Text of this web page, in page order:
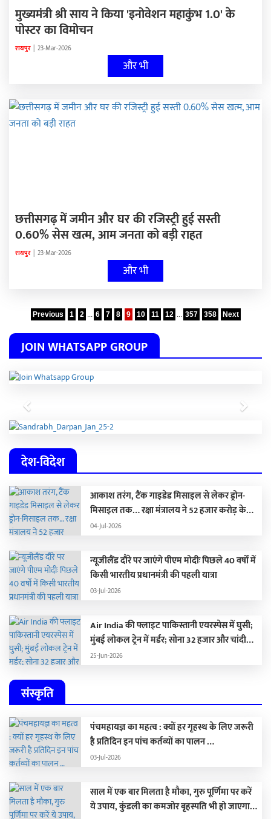
मुख्यमंत्री श्री साय ने किया 'इनोवेशन महाकुंभ 1.0' के
पोस्टर का विमोचन
रायपुर | 23-Mar-2026
और भी
छत्तीसगढ़ में जमीन और घर की रजिस्ट्री हुई सस्ती
0.60% सेस खत्म, आम जनता को बड़ी राहत
रायपुर | 23-Mar-2026
और भी
Previous 1 2 ... 6 7 8 9 10 11 12 ... 357 358 Next
JOIN WHATSAPP GROUP
Previous Next
देश-विदेश
आकाश तरंग, टैंक गाइडेड मिसाइल से लेकर ड्रोन-
मिसाइल तक… रक्षा मंत्रालय ने 52 हजार करोड़ के
हथियार खरीदने की मंजूरी दी
04-Jul-2026
न्यूजीलैंड दौरे पर जाएंगे पीएम मोदीः पिछले 40 वर्षों में
किसी भारतीय प्रधानमंत्री की पहली यात्रा
03-Jul-2026
Air India की फ्लाइट पाकिस्तानी एयरस्पेस में घुसी;
मुंबई लोकल ट्रेन में मर्डर; सोना 32 हजार और चांदी
1.59 लाख रुपए सस्ती
25-Jun-2026
संस्कृति
पंचमहायज्ञ का महत्व : क्यों हर गृहस्थ के लिए जरूरी
है प्रतिदिन इन पांच कर्तव्यों का पालन …
03-Jul-2026
साल में एक बार मिलता है मौका, गुरु पूर्णिमा पर करें
ये उपाय, कुंडली का कमजोर बृहस्पति भी हो जाएगा